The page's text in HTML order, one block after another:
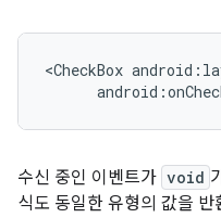
<CheckBox
수신 중인 이벤트가 void
식도 동일한 유형의 값을